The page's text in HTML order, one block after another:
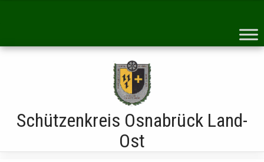
Schützenkreis Osnabrück Land-
Ost